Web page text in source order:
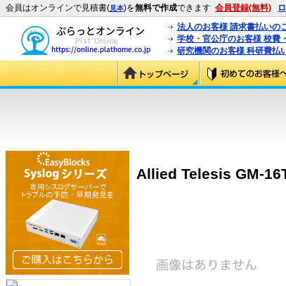
会員はオンラインで見積書(見本)を無料で作成できます 会員登録(無料)
法人のお客様 請求書払いの
学校・官公庁のお客様 校費
研究機関のお客様 科研費払
Allied Telesis GM-